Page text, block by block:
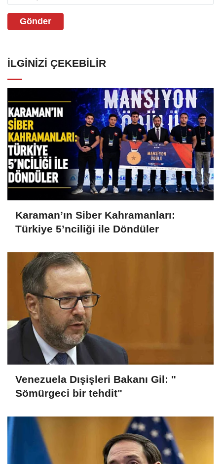
Gönder
İLGINIZI ÇEKEBILIR
Karaman’ın Siber Kahramanları:
Türkiye 5’nciliği ile Döndüler
Venezuela Dışişleri Bakanı Gil: "
Sömürgeci bir tehdit"